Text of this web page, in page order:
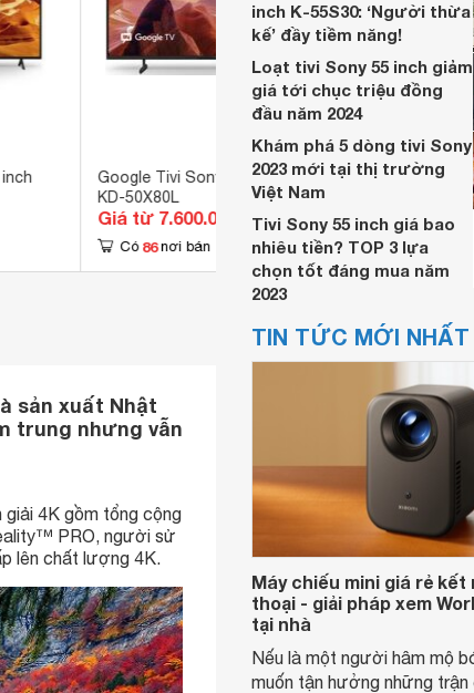
Google Tivi Sony 4K 50 inch
KD-50X80L
Giá từ 7.600.000 đ
Có 86 nơi bán
Tivi Smart
Giá từ
Có 15
sản xuất Nhật
trung nhưng vẫn
4K gồm tổng cộng
PRO, người sử
lên chất lượng 4K.
inch K-55S30: ‘Người thừa
kế’ đầy tiềm năng!
Loạt tivi Sony 55 inch giảm
giá tới chục triệu đồng
đầu năm 2024
Khám phá 5 dòng tivi Sony
2023 mới tại thị trường
Việt Nam
Tivi Sony 55 inch giá bao
nhiêu tiền? TOP 3 lựa
chọn tốt đáng mua năm
2023
TIN TỨC MỚI NHẤT
Máy chiếu mini giá rẻ kết
thoại - giải pháp xem
tại nhà
Nếu là một người hâm mộ
muốn tận hưởng những